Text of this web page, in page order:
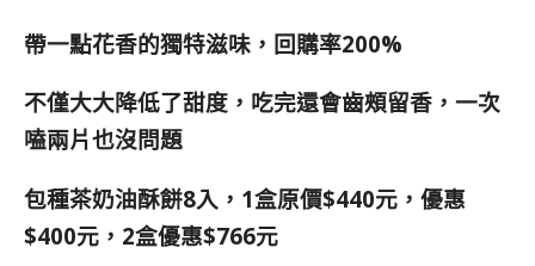
帶一點花香的獨特滋味，回購率200%
不僅大大降低了甜度，吃完還會齒頰留香，一次
嗑兩片也沒問題
包種茶奶油酥餅8入， 1盒原價$440元， 優惠
$400元 ， 2盒優惠$766元